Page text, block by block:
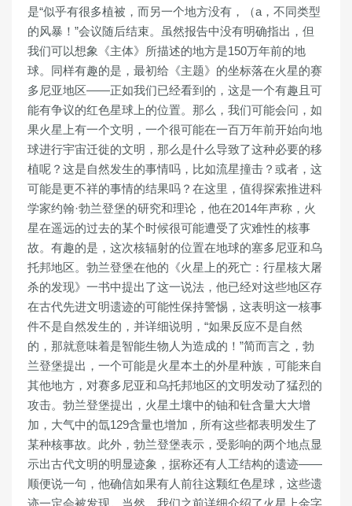
是“似乎有很多植被，而另一个地方没有，（a，不同类型
的风暴！”会议随后结束。虽然报告中没有明确指出，但
我们可以想象《主体》所描述的地方是150万年前的地
球。同样有趣的是，最初给《主题》的坐标落在火星的赛
多尼亚地区——正如我们已经看到的，这是一个有趣且可
能有争议的红色星球上的位置。那么，我们可能会问，如
果火星上有一个文明，一个很可能在一百万年前开始向地
球进行宇宙迁徙的文明，那么是什么导致了这种必要的移
植呢？这是自然发生的事情吗，比如流星撞击？或者，这
可能是更不祥的事情的结果吗？在这里，值得探索推进科
学家约翰·勃兰登堡的研究和理论，他在2014年声称，火
星在遥远的过去的某个时候很可能遭受了灾难性的核事
故。有趣的是，这次核辐射的位置在地球的塞多尼亚和乌
托邦地区。勃兰登堡在他的《火星上的死亡：行星核大屠
杀的发现》一书中提出了这一说法，他已经对这些地区存
在古代先进文明遗迹的可能性保持警惕，这表明这一核事
件不是自然发生的，并详细说明，“如果反应不是自然
的，那就意味着是智能生物人为造成的！”简而言之，勃
兰登堡提出，一个可能是火星本土的外星种族，可能来自
其他地方，对赛多尼亚和乌托邦地区的文明发动了猛烈的
攻击。勃兰登堡提出，火星土壤中的铀和钍含量大大增
加，大气中的氙129含量也增加，所有这些都表明发生了
某种核事故。此外，勃兰登堡表示，受影响的两个地点显
示出古代文明的明显迹象，据称还有人工结构的遗迹——
顺便说一句，他确信如果有人前往这颗红色星球，这些遗
迹一定会被发现。当然，我们之前详细介绍了火星上金字